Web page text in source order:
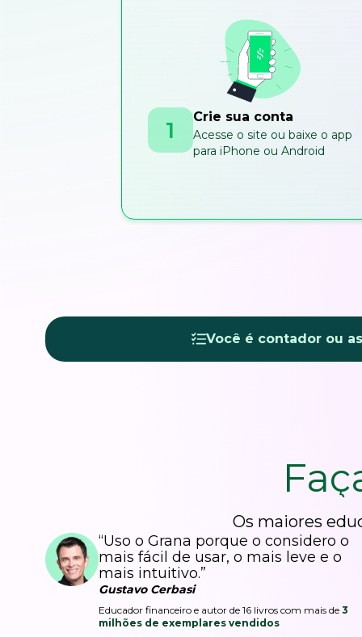
1 Crie sua conta
Acesse o site ou baixe o app
para iPhone ou Android
Você é contador ou
Os maiores
“Uso o Grana porque o considero o
mais fácil de usar, o mais leve e o
mais intuitivo.”
Gustavo Cerbasi
Educador financeiro e autor de 16 livros com mais de 3
milhões de exemplares vendidos